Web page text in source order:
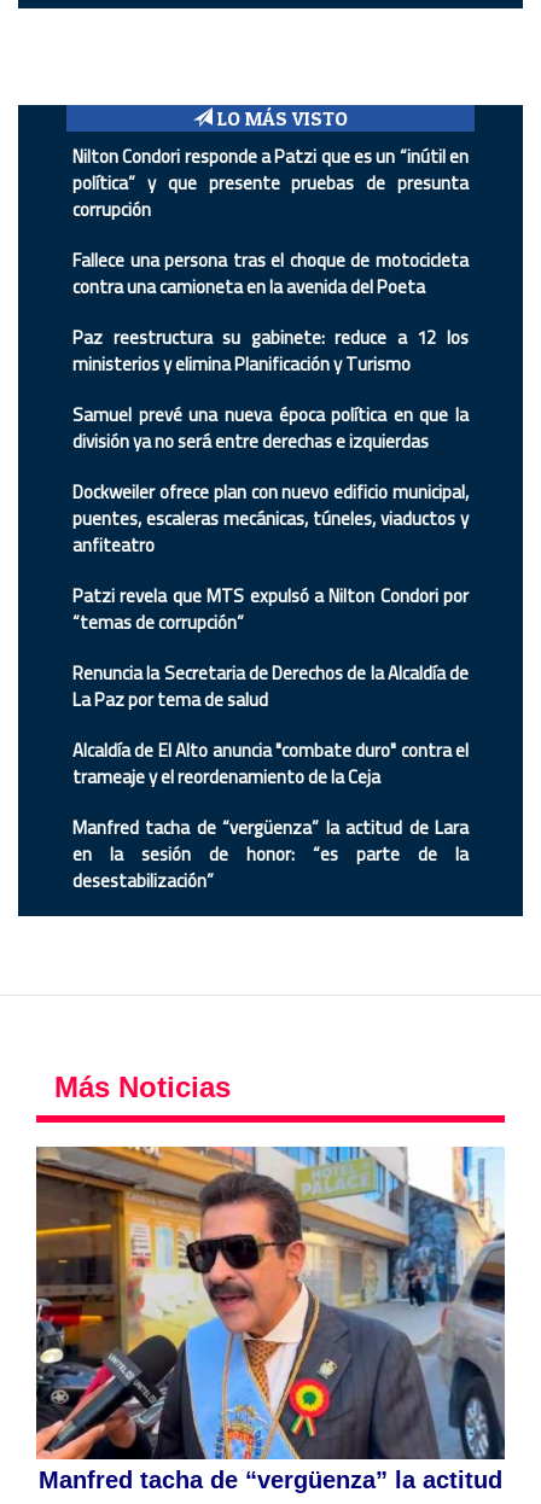
LO MÁS VISTO
Nilton Condori responde a Patzi que es un “inútil en
política” y que presente pruebas de presunta
corrupción
Fallece una persona tras el choque de motocicleta
contra una camioneta en la avenida del Poeta
Paz reestructura su gabinete: reduce a 12 los
ministerios y elimina Planificación y Turismo
Samuel prevé una nueva época política en que la
división ya no será entre derechas e izquierdas
Dockweiler ofrece plan con nuevo edificio municipal,
puentes, escaleras mecánicas, túneles, viaductos y
anfiteatro
Patzi revela que MTS expulsó a Nilton Condori por
“temas de corrupción”
Renuncia la Secretaria de Derechos de la Alcaldía de
La Paz por tema de salud
Alcaldía de El Alto anuncia "combate duro" contra el
trameaje y el reordenamiento de la Ceja
Manfred tacha de “vergüenza” la actitud de Lara
en la sesión de honor: “es parte de la
desestabilización”
Más Noticias
Manfred tacha de “vergüenza” la actitud